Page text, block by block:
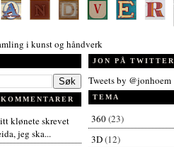
i kunst og håndverk
klønete skrevet
jeg ska...
JON PÅ TWITTER
Tweets by @jonhoem
TEMA
360(23)
3D(12)